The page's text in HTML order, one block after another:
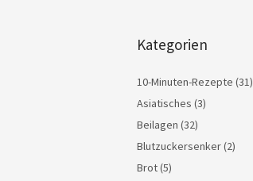
Kategorien
10-Minuten-Rezepte (31)
Asiatisches (3)
Beilagen (32)
Blutzuckersenker(2)
Brot(5)